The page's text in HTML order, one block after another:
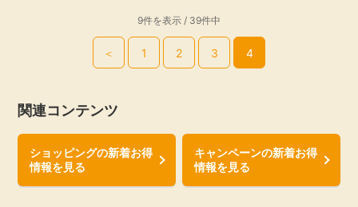
9件を表示 / 39件中
＜ 1 2 3 4
関連コンテンツ
ショッピングの新着お得
情報を見る
キャンペーンの新着お得
情報を見る